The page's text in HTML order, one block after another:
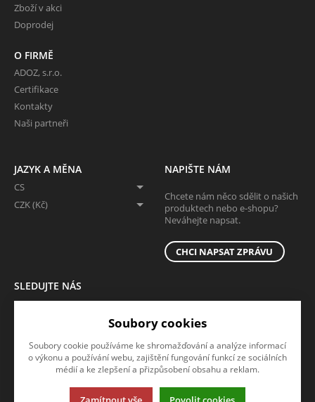
Zboží v akci
Doprodej
O FIRMĚ
ADOZ, s.r.o.
Certifikace
Kontakty
Naši partneři
JAZYK A MĚNA
CS
CZK (Kč)
NAPIŠTE NÁM
Chcete nám něco sdělit o našich
produktech nebo e-shopu?
Neváhejte napsat.
CHCI NAPSAT ZPRÁVU
SLEDUJTE NÁS
Soubory cookies
Soubory cookie používáme ke shromažďování a analýze informací
o výkonu a používání webu, zajištění fungování funkcí ze sociálních
médií a ke zlepšení a přizpůsobení obsahu a reklam.